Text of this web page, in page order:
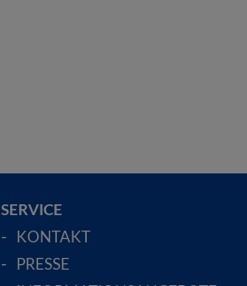
SERVICE
KONTAKT
PRESSE